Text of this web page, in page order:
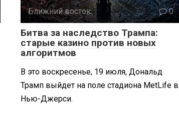
Ближний восток 0
Битва за наследство Трампа:
старые казино против новых
алгоритмов
В это воскресенье, 19 июля, Дональд
Трамп выйдет на поле стадиона MetLife в
Нью-Джерси.